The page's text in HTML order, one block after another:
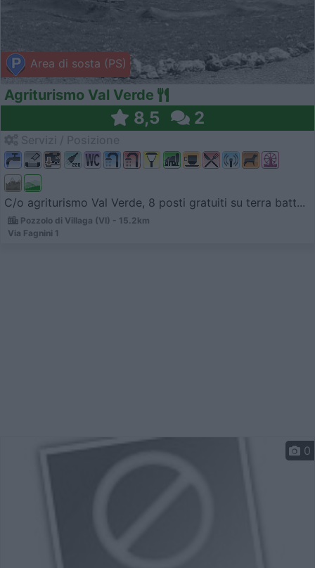
Area di sosta (PS)
Agriturismo Val Verde
8,5 2
C/o agriturismo Val Verde, 8 posti gratuiti su terra batt...
Pozzolo di Villaga (VI) - 15.2km
Via Fagnini 1
0